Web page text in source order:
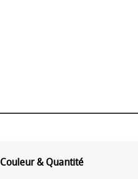
Couleur & Quantité